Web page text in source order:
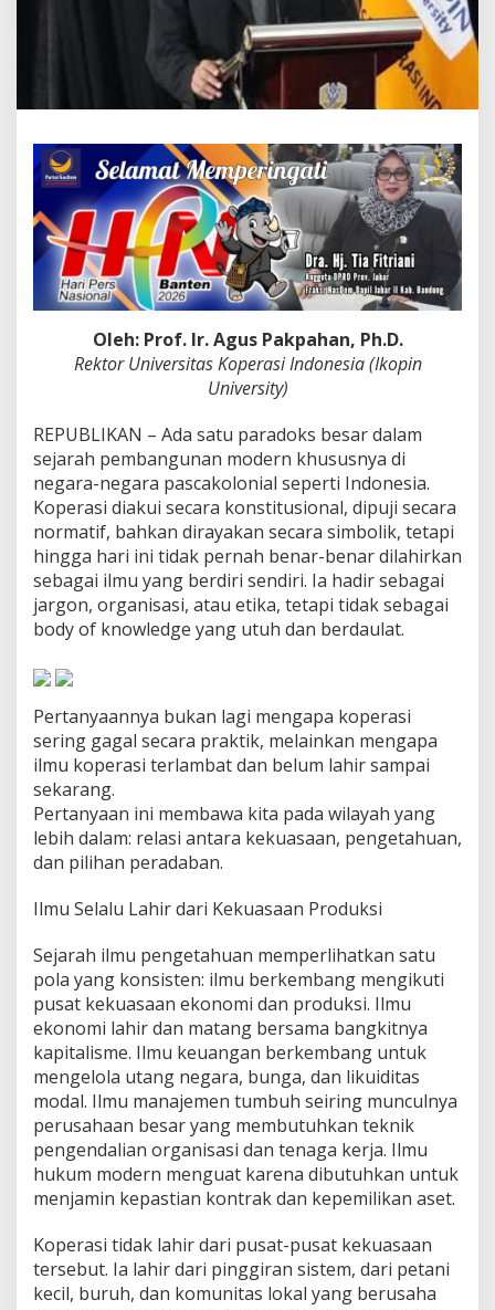
e
l
m
b
a
t
d
a
n
B
e
u
m
h
i
r
S
a
m
a
i
S
e
k
a
n
g
?
Oleh: Prof. Ir. Agus Pakpahan, Ph.D.
Rektor Universitas Koperasi Indonesia (Ikopin
University)
REPUBLIKAN – Ada satu paradoks besar dalam
sejarah pembangunan modern khususnya di
negara-negara pascakolonial seperti Indonesia.
Koperasi diakui secara konstitusional, dipuji secara
normatif, bahkan dirayakan secara simbolik, tetapi
hingga hari ini tidak pernah benar-benar dilahirkan
sebagai ilmu yang berdiri sendiri. Ia hadir sebagai
jargon, organisasi, atau etika, tetapi tidak sebagai
body of knowledge yang utuh dan berdaulat.
Pertanyaannya bukan lagi mengapa koperasi
sering gagal secara praktik, melainkan mengapa
ilmu koperasi terlambat dan belum lahir sampai
sekarang.
Pertanyaan ini membawa kita pada wilayah yang
lebih dalam: relasi antara kekuasaan, pengetahuan,
dan pilihan peradaban.
Ilmu Selalu Lahir dari Kekuasaan Produksi
Sejarah ilmu pengetahuan memperlihatkan satu
pola yang konsisten: ilmu berkembang mengikuti
pusat kekuasaan ekonomi dan produksi. Ilmu
ekonomi lahir dan matang bersama bangkitnya
kapitalisme. Ilmu keuangan berkembang untuk
mengelola utang negara, bunga, dan likuiditas
modal. Ilmu manajemen tumbuh seiring munculnya
perusahaan besar yang membutuhkan teknik
pengendalian organisasi dan tenaga kerja. Ilmu
hukum modern menguat karena dibutuhkan untuk
menjamin kepastian kontrak dan kepemilikan aset.
Koperasi tidak lahir dari pusat-pusat kekuasaan
tersebut. Ia lahir dari pinggiran sistem, dari petani
kecil, buruh, dan komunitas lokal yang berusaha